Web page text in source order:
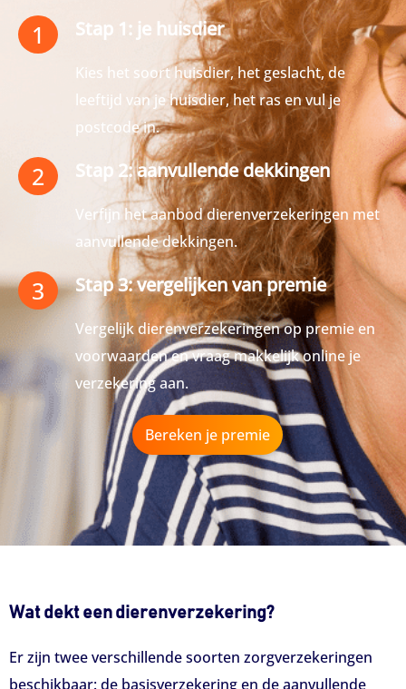
1 Stap 1: je huisdier
Kies het soort huisdier, het geslacht, de
leeftijd van je huisdier, het ras en vul je
postcode in.
2 Stap 2: aanvullende dekkingen
Verfijn het aanbod dierenverzekeringen met
aanvullende dekkingen.
3 Stap 3: vergelijken van premie
Vergelijk dierenverzekeringen op premie en
voorwaarden en vraag makkelijk online je
verzekering aan.
Bereken je premie
Wat dekt een dierenverzekering?
Er zijn twee verschillende soorten zorgverzekeringen
beschikbaar: de basisverzekering en de aanvullende